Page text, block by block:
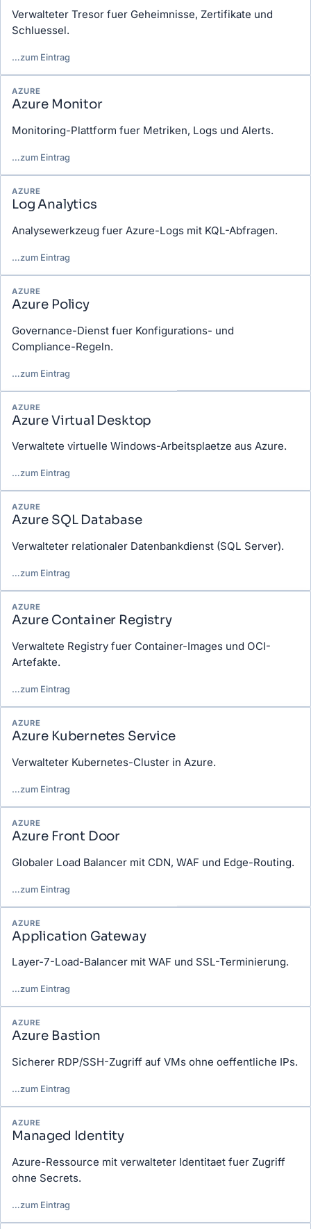
Verwalteter Tresor fuer Geheimnisse, Zertifikate und
Schluessel.
…zum Eintrag
AZURE
Azure Monitor
Monitoring-Plattform fuer Metriken, Logs und Alerts.
…zum Eintrag
AZURE
Log Analytics
Analysewerkzeug fuer Azure-Logs mit KQL-Abfragen.
…zum Eintrag
AZURE
Azure Policy
Governance-Dienst fuer Konfigurations- und
Compliance-Regeln.
…zum Eintrag
AZURE
Azure Virtual Desktop
Verwaltete virtuelle Windows-Arbeitsplaetze aus Azure.
…zum Eintrag
AZURE
Azure SQL Database
Verwalteter relationaler Datenbankdienst (SQL Server).
…zum Eintrag
AZURE
Azure Container Registry
Verwaltete Registry fuer Container-Images und OCI-
Artefakte.
…zum Eintrag
AZURE
Azure Kubernetes Service
Verwalteter Kubernetes-Cluster in Azure.
…zum Eintrag
AZURE
Azure Front Door
Globaler Load Balancer mit CDN, WAF und Edge-Routing.
…zum Eintrag
AZURE
Application Gateway
Layer-7-Load-Balancer mit WAF und SSL-Terminierung.
…zum Eintrag
AZURE
Azure Bastion
Sicherer RDP/SSH-Zugriff auf VMs ohne oeffentliche IPs.
…zum Eintrag
AZURE
Managed Identity
Azure-Ressource mit verwalteter Identitaet fuer Zugriff
ohne Secrets.
…zum Eintrag